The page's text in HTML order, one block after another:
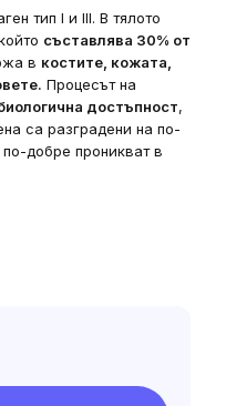
тип I и III. В тялото
съставлява 30% от
в костите, кожата,
Процесът на
достъпност,
са разградени на по-
добре проникват в